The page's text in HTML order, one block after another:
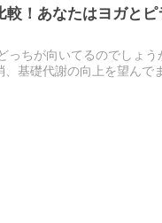
！あなたはヨガと
っちが向いてるのでしょ
基礎代謝の向上を望んで